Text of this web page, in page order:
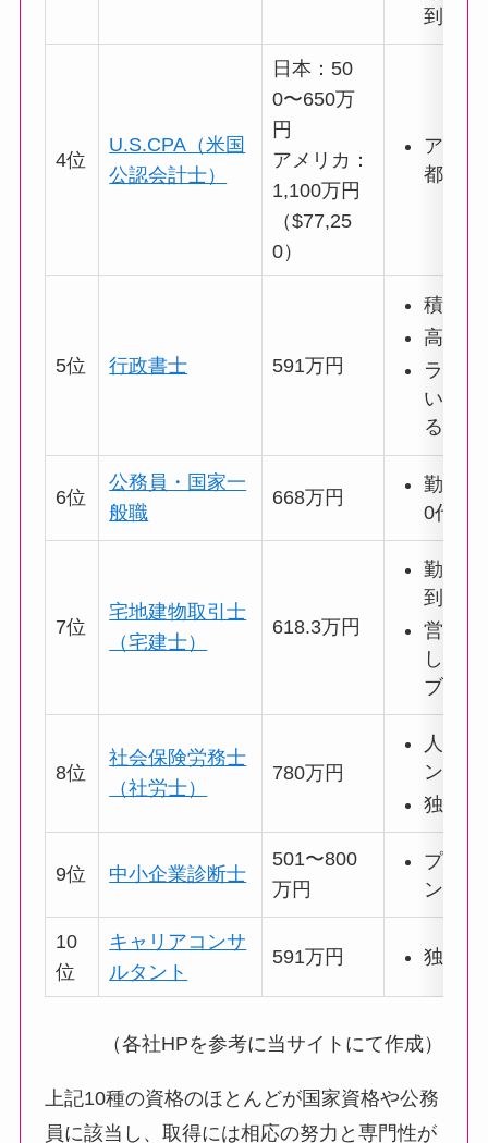
到達可
4位
U.S.CPA（米国
公認会計士）
日本：50
0〜650万
円
アメリカ：
1,100万円
（$77,25
0）
アメリ
都市で
5位 行政書士 591万円
積極的
高単価
ライ
い業務
る
6位
公務員・国家一
般職
668万円
勤続年
0代で
7位
宅地建物取引士
（宅建士）
618.3万円
勤続年
到達可
営業成
しイ
ブを獲
8位
社会保険労務士
（社労士）
780万円
人事
ンサ
独立開
9位 中小企業診断士
501〜800
万円
プロコ
ント
10
位
キャリアコンサ
ルタント
591万円 独立開
（各社HPを参考に当サイトにて作成）
上記10種の資格のほとんどが国家資格や公務
員に該当し、取得には相応の努力と専門性が